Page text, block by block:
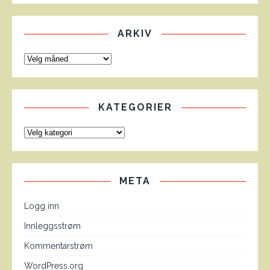
ARKIV
KATEGORIER
META
Logg inn
Innleggsstrøm
Kommentarstrøm
WordPress.org